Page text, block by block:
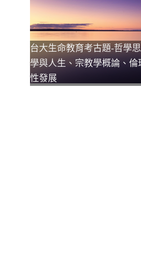
台大生命教育考古題-哲學
學與人生、宗教學概論、
性發展